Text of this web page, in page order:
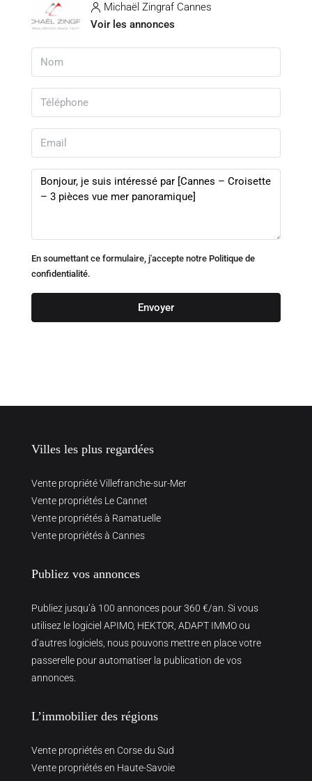
Michaël Zingraf Cannes
Voir les annonces
En soumettant ce formulaire, j'accepte notre Politique de
confidentialité.
Envoyer
Villes les plus regardées
Vente propriété Villefranche-sur-Mer
Vente propriétés Le Cannet
Vente propriétés à Ramatuelle
Vente propriétés à Cannes
Publiez vos annonces
Publiez jusqu’à 100 annonces pour 360 €/an. Si vous
utilisez le logiciel APIMO, HEKTOR, ADAPT IMMO ou
d’autres logiciels, nous pouvons mettre en place votre
passerelle pour automatiser la publication de vos
annonces.
L’immobilier des régions
Vente propriétés en Corse du Sud
Vente propriétés en Haute-Savoie